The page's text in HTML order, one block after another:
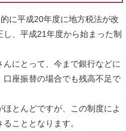
に平成20年度に地方税法が改
、平成21年度から始まった制
にとって、今まで銀行などに
座振替の場合でも残高不足で
とんどですが、この制度によ
こととなります。